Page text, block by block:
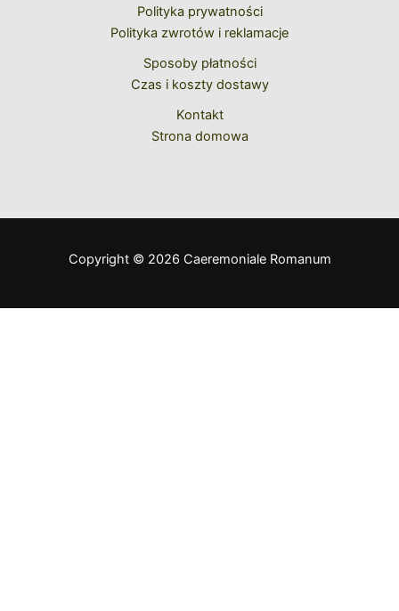
Polityka prywatności
Polityka zwrotów i reklamacje
Sposoby płatności
Czas i koszty dostawy
Kontakt
Strona domowa
Copyright © 2026 Caeremoniale Romanum